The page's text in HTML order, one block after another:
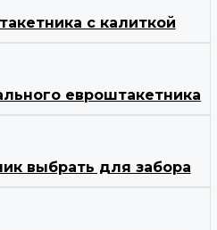
с калиткой
евроштакетника
выбрать для забора